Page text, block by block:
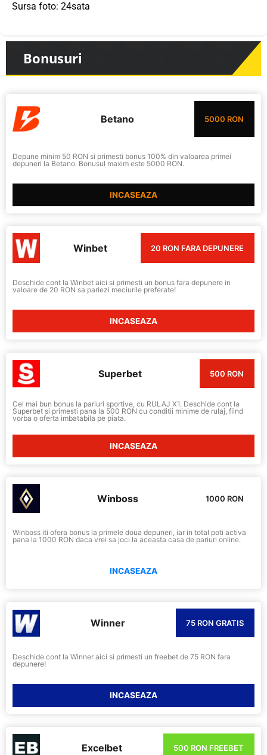
Sursa foto: 24sata
Bonusuri
Betano 5000 RON
Depune minim 50 RON si primesti bonus 100% din valoarea primei
depuneri la Betano. Bonusul maxim este 5000 RON.
INCASEAZA
Winbet 20 RON FARA DEPUNERE
Deschide cont la Winbet aici si primesti un bonus fara depunere in
valoare de 20 RON sa pariezi meciurile preferate!
INCASEAZA
Superbet 500 RON
Cel mai bun bonus la pariuri sportive, cu RULAJ X1. Deschide cont la
Superbet si primesti pana la 500 RON cu conditii minime de rulaj, fiind
vorba o oferta imbatabila pe piata.
INCASEAZA
Winboss 1000 RON
Winboss iti ofera bonus la primele doua depuneri, iar in total poti activa
pana la 1000 RON daca vrei sa joci la aceasta casa de pariuri online.
INCASEAZA
Winner 75 RON GRATIS
Deschide cont la Winner aici si primesti un freebet de 75 RON fara
depunere!
INCASEAZA
Excelbet 500 RON FREEBET